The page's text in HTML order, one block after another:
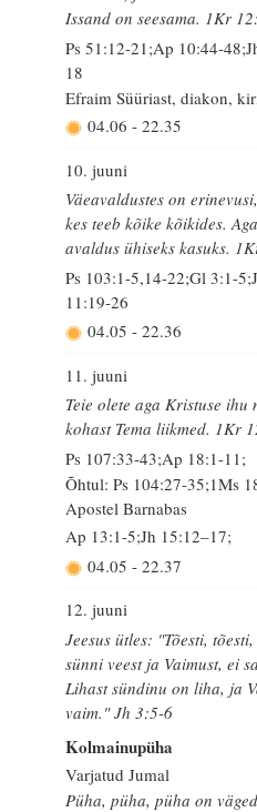
Issand on seesama. 1Kr
Ps 51:12-21;Ap 10:44-
18
Efraim Süüriast, diakon,
04.06 - 22.35
10. juuni
Väeavaldustes on
kes teeb kõike kõikides.
avaldus ühiseks kasuks.
Ps 103:1-5,14-22;Gl 3:1-
11:19-26
04.05 - 22.36
11. juuni
Teie olete aga Kristuse ihu
kohast Tema liikmed. 1Kr
Ps 107:33-43;Ap 18:1-11;
Õhtul: Ps 104:27-35;1Ms
Apostel Barnabas
Ap 13:1-5;Jh 15:12–17;
04.05 - 22.37
12. juuni
Jeesus ütles: "Tõesti,
sünni veest ja Vaimust, ei
Lihast sündinu on liha, ja
vaim." Jh 3:5-6
Kolmainupüha
Varjatud Jumal
Püha, püha, püha on